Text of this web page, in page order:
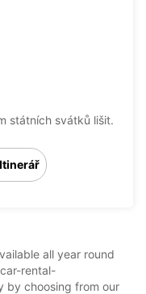
státních svátků lišit.
Itinerář
all year round
rental-
by choosing from our